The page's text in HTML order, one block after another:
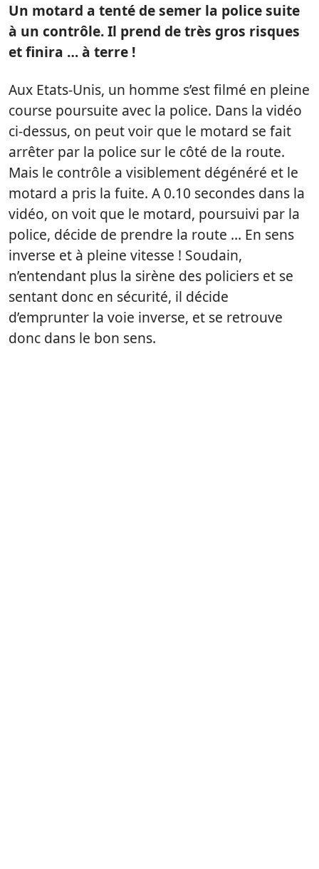
Un motard a tenté de semer la police suite
à un contrôle. Il prend de très gros risques
et finira … à terre !
Aux Etats-Unis, un homme s’est filmé en pleine
course poursuite avec la police. Dans la vidéo
ci-dessus, on peut voir que le motard se fait
arrêter par la police sur le côté de la route.
Mais le contrôle a visiblement dégénéré et le
motard a pris la fuite. A 0.10 secondes dans la
vidéo, on voit que le motard, poursuivi par la
police, décide de prendre la route … En sens
inverse et à pleine vitesse ! Soudain,
n’entendant plus la sirène des policiers et se
sentant donc en sécurité, il décide
d’emprunter la voie inverse, et se retrouve
donc dans le bon sens.